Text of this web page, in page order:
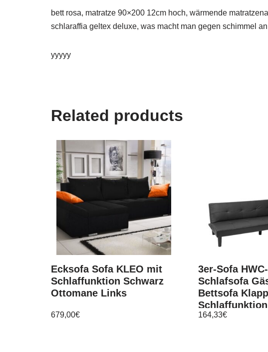
bett rosa, matratze 90×200 12cm hoch, wärmende
schlaraffia geltex deluxe, was macht man gegen schimmel
yyyyy
Related products
Ecksofa Sofa KLEO mit
Schlaffunktion Schwarz
Ottomane Links
679,00€
3er-Sofa
Schlafsofa
Bettsofa
164,33€